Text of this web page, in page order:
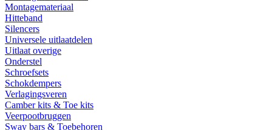
Montagemateriaal
Hitteband
Silencers
Universele uitlaatdelen
Uitlaat overige
Onderstel
Schroefsets
Schokdempers
Verlagingsveren
Camber kits & Toe kits
Veerpootbruggen
Sway bars & Toebehoren